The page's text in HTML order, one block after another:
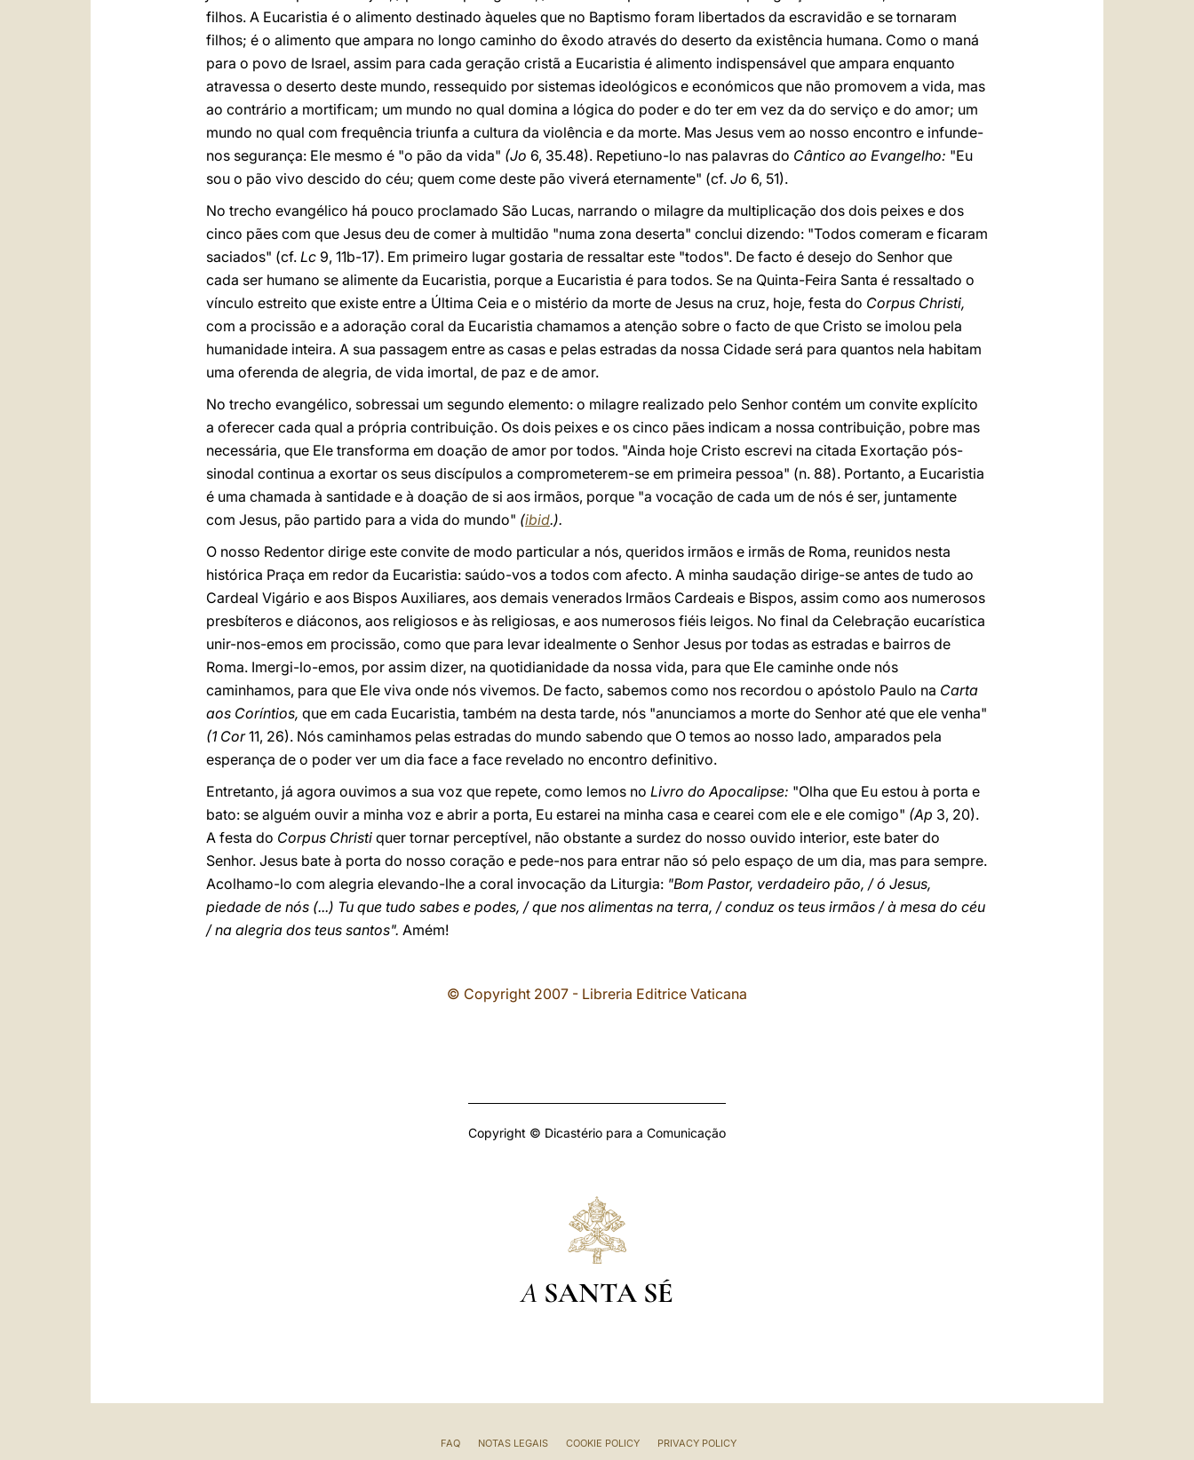
filhos. A Eucaristia é o alimento destinado àqueles que no Baptismo foram libertados da escravidão e se tornaram
filhos; é o alimento que ampara no longo caminho do êxodo através do deserto da existência humana. Como o maná
para o povo de Israel, assim para cada geração cristã a Eucaristia é alimento indispensável que ampara enquanto
atravessa o deserto deste mundo, ressequido por sistemas ideológicos e económicos que não promovem a vida, mas
ao contrário a mortificam; um mundo no qual domina a lógica do poder e do ter em vez da do serviço e do amor; um
mundo no qual com frequência triunfa a cultura da violência e da morte. Mas Jesus vem ao nosso encontro e infunde-
nos segurança: Ele mesmo é "o pão da vida" (Jo 6, 35.48). Repetiuno-lo nas palavras do Cântico ao Evangelho: "Eu
sou o pão vivo descido do céu; quem come deste pão viverá eternamente" (cf. Jo 6, 51).
No trecho evangélico há pouco proclamado São Lucas, narrando o milagre da multiplicação dos dois peixes e dos
cinco pães com que Jesus deu de comer à multidão "numa zona deserta" conclui dizendo: "Todos comeram e ficaram
saciados" (cf. Lc 9, 11b-17). Em primeiro lugar gostaria de ressaltar este "todos". De facto é desejo do Senhor que
cada ser humano se alimente da Eucaristia, porque a Eucaristia é para todos. Se na Quinta-Feira Santa é ressaltado o
vínculo estreito que existe entre a Última Ceia e o mistério da morte de Jesus na cruz, hoje, festa do Corpus Christi,
com a procissão e a adoração coral da Eucaristia chamamos a atenção sobre o facto de que Cristo se imolou pela
humanidade inteira. A sua passagem entre as casas e pelas estradas da nossa Cidade será para quantos nela habitam
uma oferenda de alegria, de vida imortal, de paz e de amor.
No trecho evangélico, sobressai um segundo elemento: o milagre realizado pelo Senhor contém um convite explícito
a oferecer cada qual a própria contribuição. Os dois peixes e os cinco pães indicam a nossa contribuição, pobre mas
necessária, que Ele transforma em doação de amor por todos. "Ainda hoje Cristo escrevi na citada Exortação pós-
sinodal continua a exortar os seus discípulos a comprometerem-se em primeira pessoa" (n. 88). Portanto, a Eucaristia
é uma chamada à santidade e à doação de si aos irmãos, porque "a vocação de cada um de nós é ser, juntamente
com Jesus, pão partido para a vida do mundo" (ibid.).
O nosso Redentor dirige este convite de modo particular a nós, queridos irmãos e irmãs de Roma, reunidos nesta
histórica Praça em redor da Eucaristia: saúdo-vos a todos com afecto. A minha saudação dirige-se antes de tudo ao
Cardeal Vigário e aos Bispos Auxiliares, aos demais venerados Irmãos Cardeais e Bispos, assim como aos numerosos
presbíteros e diáconos, aos religiosos e às religiosas, e aos numerosos fiéis leigos. No final da Celebração eucarística
unir-nos-emos em procissão, como que para levar idealmente o Senhor Jesus por todas as estradas e bairros de
Roma. Imergi-lo-emos, por assim dizer, na quotidianidade da nossa vida, para que Ele caminhe onde nós
caminhamos, para que Ele viva onde nós vivemos. De facto, sabemos como nos recordou o apóstolo Paulo na Carta
aos Coríntios, que em cada Eucaristia, também na desta tarde, nós "anunciamos a morte do Senhor até que ele venha"
(1 Cor11, 26). Nós caminhamos pelas estradas do mundo sabendo que O temos ao nosso lado, amparados pela
esperança de o poder ver um dia face a face revelado no encontro definitivo.
Entretanto, já agora ouvimos a sua voz que repete, como lemos no Livro do Apocalipse: "Olha que Eu estou à porta e
bato: se alguém ouvir a minha voz e abrir a porta, Eu estarei na minha casa e cearei com ele e ele comigo" (Ap 3, 20).
A festa do Corpus Christi quer tornar perceptível, não obstante a surdez do nosso ouvido interior, este bater do
Senhor. Jesus bate à porta do nosso coração e pede-nos para entrar não só pelo espaço de um dia, mas para sempre.
Acolhamo-lo com alegria elevando-lhe a coral invocação da Liturgia: "Bom Pastor, verdadeiro pão, / ó Jesus,
piedade de nós (...) Tu que tudo sabes e podes, / que nos alimentas na terra, / conduz os teus irmãos / à mesa do céu
/ na alegria dos teus santos". Amém!
© Copyright 2007 - Libreria Editrice Vaticana
Copyright © Dicastério para a Comunicação
A SANTA SÉ
FAQ NOTAS LEGAIS COOKIE POLICY PRIVACY POLICY